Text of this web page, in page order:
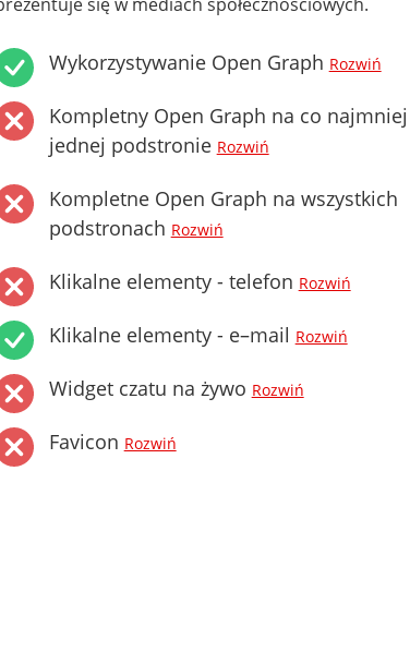
Wykorzystywanie Open Graph Rozwiń
Kompletny Open Graph na co najmniej
jednej podstronie Rozwiń
Kompletne Open Graph na wszystkich
podstronach Rozwiń
Klikalne elementy - telefon Rozwiń
Klikalne elementy - e–mail Rozwiń
Widget czatu na żywo Rozwiń
Favicon Rozwiń